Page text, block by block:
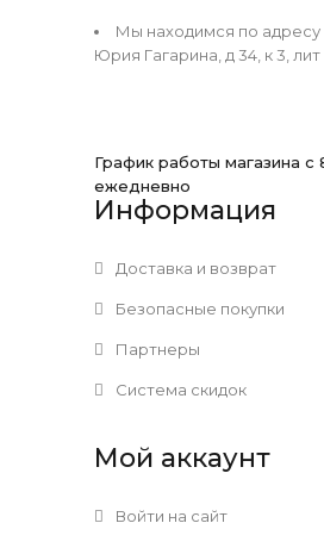
Мы находимся по адресу
Юрия Гагарина, д 34, к 3, лит
График работы магазина с
ежедневно
Информация
Доставка и возврат
Безопасные покупки
Партнеры
Система скидок
Мой аккаунт
Войти на сайт